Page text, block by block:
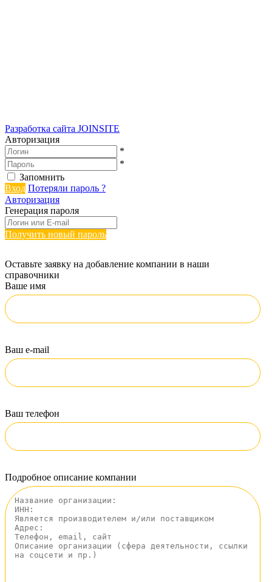
Разработка сайта JOINSITE
Авторизация
*
*
Запомнить
Вход Потеряли пароль ?
Авторизация
Генерация пароля
Получить новый пароль
Оставьте заявку на добавление компании в наши
справочники
Ваше имя
Ваш e-mail
Ваш телефон
Подробное описание компании